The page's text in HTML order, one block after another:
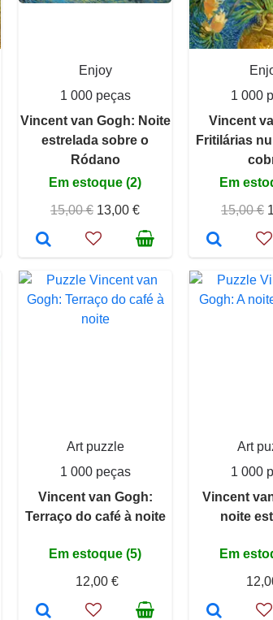
Enjoy
1 000 peças
Vincent van Gogh: Noite
estrelada sobre o
Ródano
Em estoque (2)
15,00 € 13,00 €
1 000
Vincent
Fritilárias
Em
15,00 €
Art puzzle
1 000 peças
Vincent van Gogh:
Terraço do café à noite
Em estoque (5)
12,00 €
Art
1 000
Vincent
noite
Em